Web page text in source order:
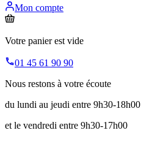
Mon compte
Votre panier est vide
01 45 61 90 90
Nous restons à votre écoute
du lundi au jeudi entre 9h30-18h00
et le vendredi entre 9h30-17h00